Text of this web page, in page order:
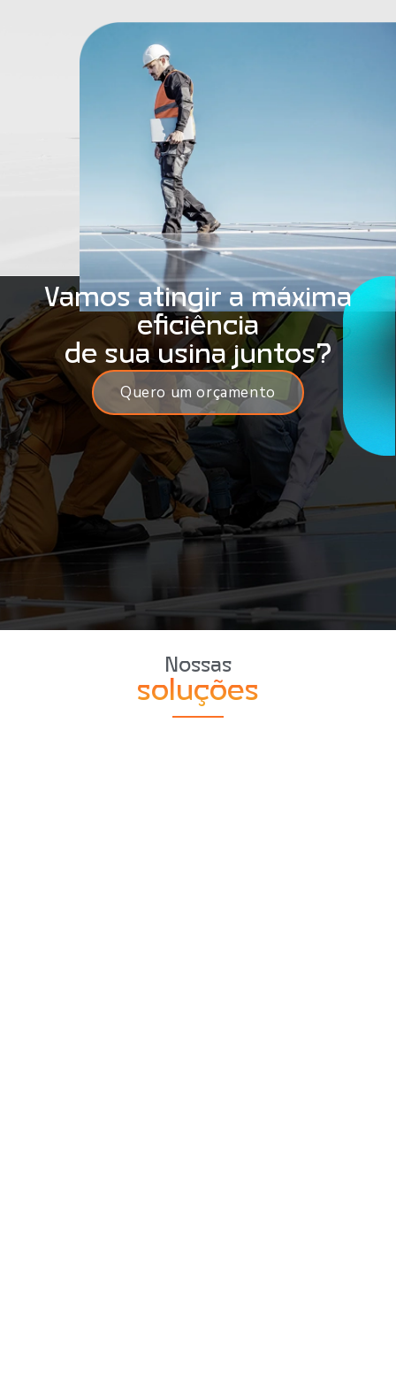
Vamos atingir a máxima
eficiência
de sua usina juntos?
Quero um orçamento
Nossas
soluções